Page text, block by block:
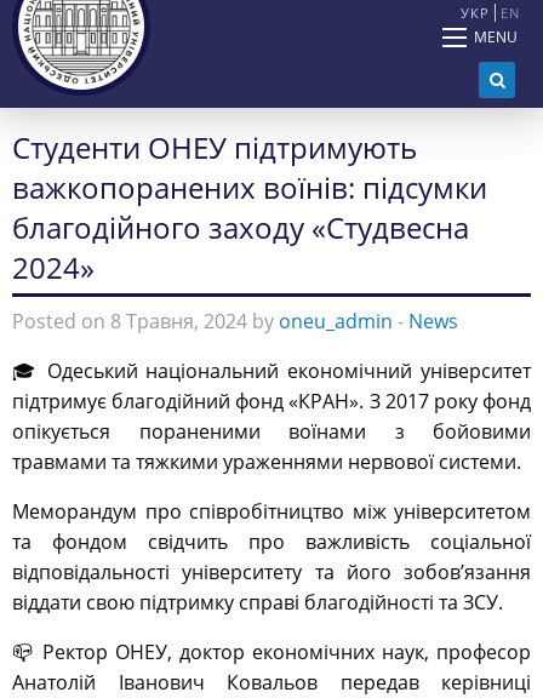
УКР EN
MENU
Студенти ОНЕУ підтримують
важкопоранених воїнів: підсумки
благодійного заходу «Студвесна
2024»
Posted on 8 Травня, 2024 by oneu_admin - News
🎓 Одеський національний економічний університет
підтримує благодійний фонд «КРАН». З 2017 року фонд
опікується пораненими воїнами з бойовими
травмами та тяжкими ураженнями нервової системи.
Меморандум про співробітництво між університетом
та фондом свідчить про важливість соціальної
відповідальності університету та його зобов’язання
віддати свою підтримку справі благодійності та ЗСУ.
📪 Ректор ОНЕУ, доктор економічних наук, професор
Анатолій Іванович Ковальов передав керівниці